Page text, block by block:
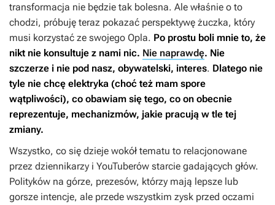
transformacja nie będzie tak bolesna. Ale właśnie o to
chodzi, próbuję teraz pokazać perspektywę żuczka, który
musi korzystać ze swojego Opla. Po prostu boli mnie to, że
nikt nie konsultuje z nami nic. Nie naprawdę. Nie
szczerze i nie pod nasz, obywatelski, interes. Dlatego nie
tyle nie chcę elektryka (choć też mam spore
wątpliwości), co obawiam się tego, co on obecnie
reprezentuje, mechanizmów, jakie pracują w tle tej
zmiany.
Wszystko, co się dzieje wokół tematu to relacjonowane
przez dziennikarzy i YouTuberów starcie gadających głów.
Polityków na górze, prezesów, którzy mają lepsze lub
gorsze intencje, ale przede wszystkim zysk przed oczami